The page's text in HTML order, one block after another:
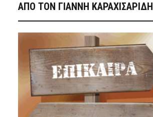
ΑΠΟ ΤΟΝ ΓΙΑΝΝΗ ΚΑΡΑΧΙΣΑΡΙΔΗ